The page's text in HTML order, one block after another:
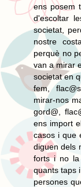
ens posem
d'escoltar
societat,
nostre
perquè no
van a mirar
societat en
fem,
mirar-nos
gord@,
ens import
casos i que
diguen dels
forts i no la
quants taps
persones